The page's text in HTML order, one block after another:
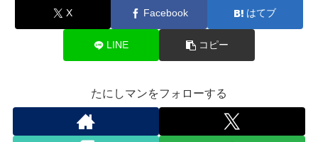
X Facebook はてブ
LINE コピー
たにしマンをフォローする